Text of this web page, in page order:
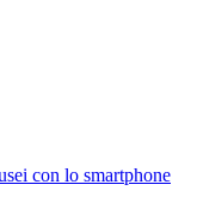
con lo smartphone